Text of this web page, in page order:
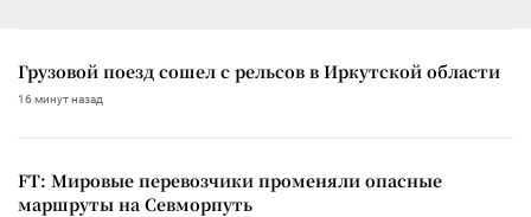
Грузовой поезд сошел с рельсов в Иркутской области
16 минут назад
FT: Мировые перевозчики променяли опасные
маршруты на Севморпуть